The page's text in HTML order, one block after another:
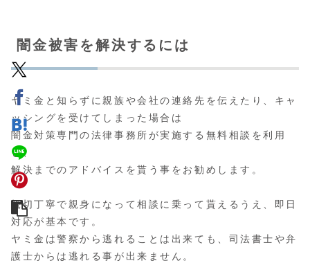
闇金被害を解決するには
ヤミ金と知らずに親族や会社の連絡先を伝えたり、キャ
ッシングを受けてしまった場合は
闇金対策専門の法律事務所が実施する無料相談 を利用
し、
解決までのアドバイスを貰う事をお勧めします。
親切丁寧で親身になって相談に乗って貰えるうえ、即日
対応が基本です。
ヤミ金は警察から逃れることは出来ても、司法書士や弁
護士からは逃れる事が出来ません。